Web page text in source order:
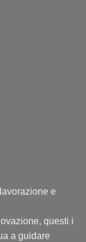
e
questi i
a guidare